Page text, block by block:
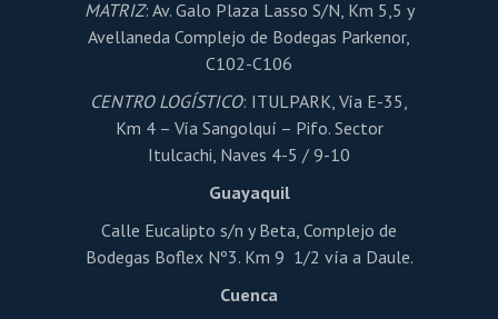
producto
MATRIZ: Av. Galo Plaza Lasso S/N, Km 5,5 y
Avellaneda Complejo de Bodegas Parkenor,
C102-C106
CENTRO LOGÍSTICO: ITULPARK, Vía E-35,
Km 4 – Vía Sangolquí – Pifo. Sector
Itulcachi, Naves 4-5 / 9-10
Guayaquil
Calle Eucalipto s/n y Beta, Complejo de
Bodegas Boflex Nº3. Km 9 1/2 vía a Daule.
Cuenca